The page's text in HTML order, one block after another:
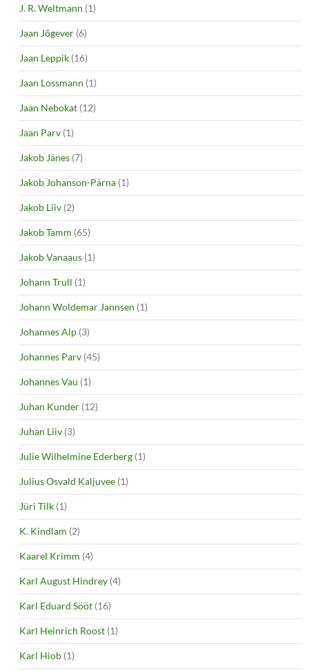
J. R. Weltmann (1)
Jaan Jõgever (6)
Jaan Leppik (16)
Jaan Lossmann (1)
Jaan Nebokat (12)
Jaan Parv (1)
Jakob Jänes (7)
Jakob Johanson-Pärna (1)
Jakob Liiv (2)
Jakob Tamm (65)
Jakob Vanaaus (1)
Johann Trull (1)
Johann Woldemar Jannsen (1)
Johannes Alp (3)
Johannes Parv (45)
Johannes Vau (1)
Juhan Kunder (12)
Juhan Liiv (3)
Julie Wilhelmine Ederberg (1)
Julius Osvald Kaljuvee (1)
Jüri Tilk (1)
K. Kindlam (2)
Kaarel Krimm (4)
Karl August Hindrey (4)
Karl Eduard Sööt (16)
Karl Heinrich Roost (1)
Karl Hiob (1)